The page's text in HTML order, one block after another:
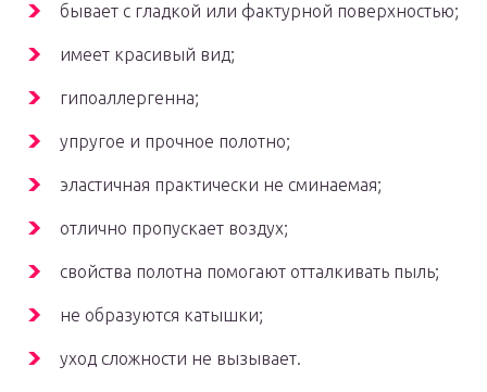
бывает с гладкой или фактурной поверхностью;
имеет красивый вид;
гипоаллергенна;
упругое и прочное полотно;
эластичная практически не сминаемая;
отлично пропускает воздух;
свойства полотна помогают отталкивать пыль;
не образуются катышки;
уход сложности не вызывает.